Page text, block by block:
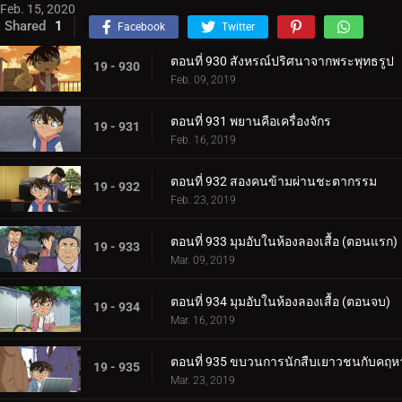
Feb. 15, 2020
Shared 1 Facebook Twitter
19 - 930 ตอนที่ 930 สังหรณ์ปริศนาจากพระพุทธรูป
Feb. 09, 2019
19 - 931 ตอนที่ 931 พยานคือเครื่องจักร
Feb. 16, 2019
19 - 932 ตอนที่ 932 สองคนข้ามผ่านชะตากรรม
Feb. 23, 2019
19 - 933 ตอนที่ 933 มุมอับในห้องลองเสื้อ (ตอนแรก)
Mar. 09, 2019
19 - 934 ตอนที่ 934 มุมอับในห้องลองเสื้อ (ตอนจบ)
Mar. 16, 2019
19 - 935 ตอนที่ 935 ขบวนการนักสืบเยาวชนกับคฤห
Mar. 23, 2019